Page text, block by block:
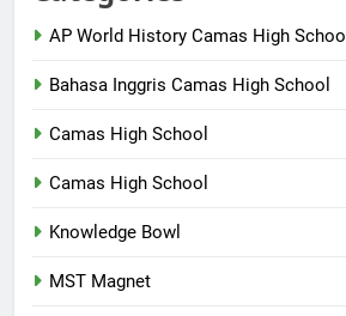
AP World History Camas High School
Bahasa Inggris Camas High School
Camas High School
Camas High School
Knowledge Bowl
MST Magnet